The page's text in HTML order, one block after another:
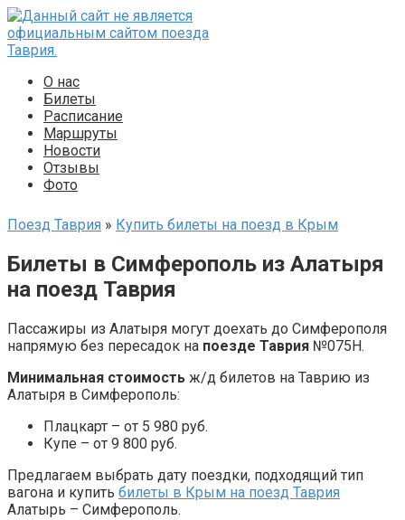
Перейти
к
контенту
О нас
Билеты
Расписание
Маршруты
Новости
Отзывы
Фото
Поезд Таврия » Купить билеты на поезд в Крым
Билеты в Симферополь из Алатыря
на поезд Таврия
Пассажиры из Алатыря могут доехать до Симферополя
напрямую без пересадок на поезде Таврия №075Н.
Минимальная стоимость ж/д билетов на Таврию из
Алатыря в Симферополь:
Плацкарт – от 5 980 руб.
Купе – от 9 800 руб.
Предлагаем выбрать дату поездки, подходящий тип
вагона и купить билеты в Крым на поезд Таврия
Алатырь – Симферополь.